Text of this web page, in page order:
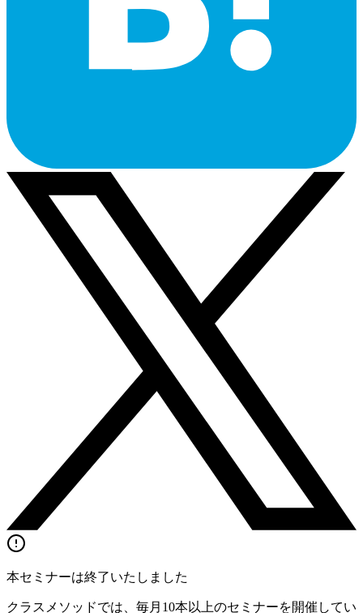
本セミナーは終了いたしました
クラスメソッドでは、毎月10本以上のセミナーを開催してい